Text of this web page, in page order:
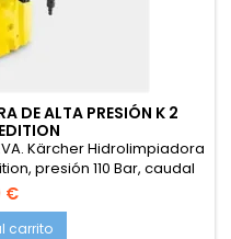
DE ALTA PRESIÓN K 2
Kärcher Hidrolimpiadora
presión 110 Bar, caudal
presión, Boquilla Turbo,
kg
€
carrito